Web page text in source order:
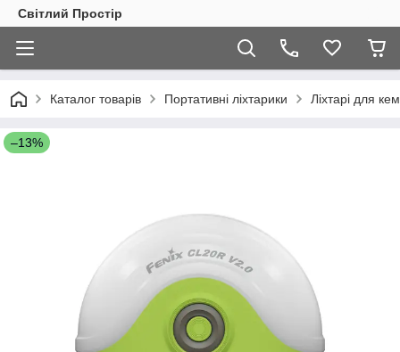
Світлий Простір
Каталог товарів Портативні ліхтарики Ліхтарі для
–13%